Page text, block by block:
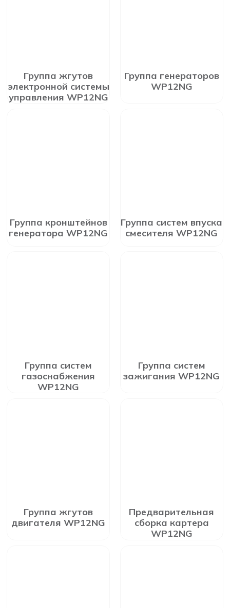
Группа жгутов
электронной системы
управления WP12NG
Группа генераторов
WP12NG
Группа кронштейнов
генератора WP12NG
Группа систем впуска
смесителя WP12NG
Группа систем
газоснабжения
WP12NG
Группа систем
зажигания WP12NG
Группа жгутов
двигателя WP12NG
Предварительная
сборка картера
WP12NG